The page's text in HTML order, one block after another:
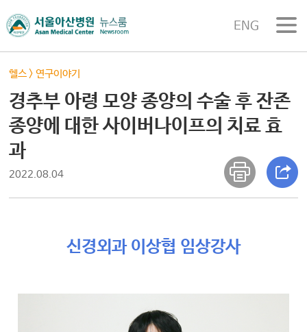
ENG
헬스 >연구이야기
경추부 아령 모양 종양의 수술 후 잔존
종양에 대한 사이버나이프의 치료 효
과
2022.08.04
신경외과 이상협 임상강사